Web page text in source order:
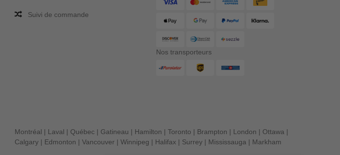
Suivi de commande
Nos transporteurs
Montréal | Laval | Québec | Gatineau | Hamilton | Toronto | Brampton | London | Ottawa |
Calgary | Edmonton | Vancouver | Winnipeg | Halifax | Surrey | Mississauga | Markham